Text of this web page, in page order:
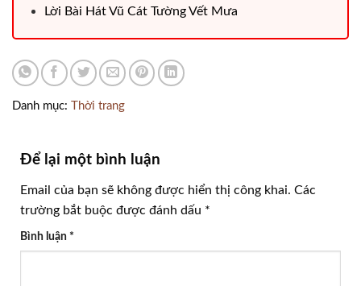
Lời Bài Hát Vũ Cát Tường Vết Mưa
Danh mục: Thời trang
Để lại một bình luận
Email của bạn sẽ không được hiển thị công khai. Các
trường bắt buộc được đánh dấu *
Bình luận *